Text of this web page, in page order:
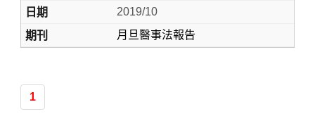
2019/10
月旦醫事法報告
1